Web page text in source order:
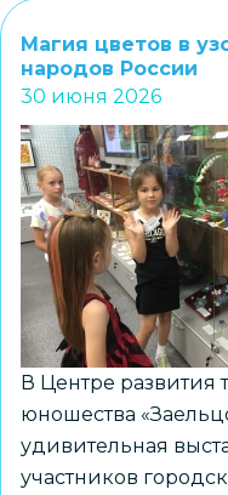
Магия цветов в
народов России
30 июня 2026
В Центре развития
юношества
удивительная
участников